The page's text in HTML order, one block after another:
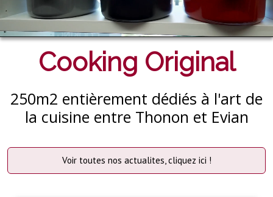
Cooking Original
250m2 entièrement dédiés à l'art de
la cuisine entre Thonon et Evian
Voir toutes nos actualites, cliquez ici !